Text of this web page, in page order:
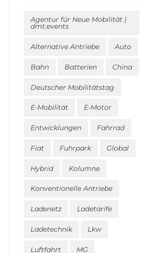
Agentur für Neue Mobilität |
dmt.events
Alternative Antriebe Auto
Bahn Batterien China
Deutscher Mobilitätstag
E-Mobilität E-Motor
Entwicklungen Fahrrad
Fiat Fuhrpark Global
Hybrid Kolumne
Konventionelle Antriebe
Ladenetz Ladetarife
Ladetechnik Lkw
Luftfahrt MG